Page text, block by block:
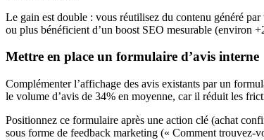
Le gain est double : vous réutilisez du contenu généré
ou plus bénéficient d’un boost SEO mesurable (environ
Mettre en place un formulaire d’avis interne
Complémenter l’affichage des avis existants par un
le volume d’avis de 34% en moyenne, car il réduit les
Positionnez ce formulaire après une action clé (achat
sous forme de feedback marketing (« Comment trouvez-